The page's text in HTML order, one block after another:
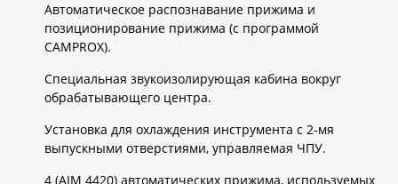
Автоматическое распознавание прижима и
позиционирование прижима (с программой
CAMPROX).
Специальная звукоизолирующая кабина вокруг
обрабатывающего центра.
Установка для охлаждения инструмента с 2-мя
выпускными отверстиями, управляемая ЧПУ.
4 (AIM 4420) автоматических прижима, используемых